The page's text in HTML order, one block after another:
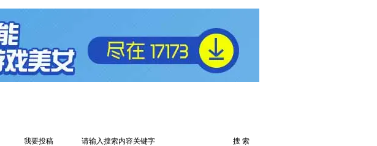
我要投稿